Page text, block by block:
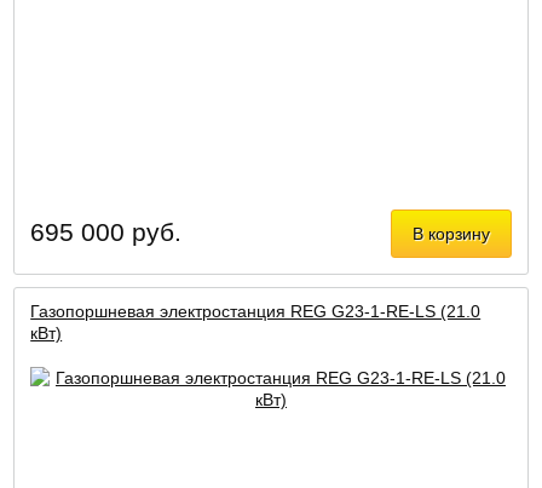
В корзину
695 000 руб.
Газопоршневая электростанция REG G23-1-RE-LS (21.0
кВт)